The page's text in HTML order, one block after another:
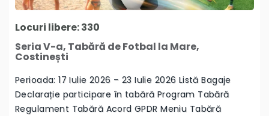
Locuri libere: 330
Seria V-a, Tabără de Fotbal la Mare,
Costinești
Perioada: 17 Iulie 2026 – 23 Iulie 2026 Listă Bagaje
Declarație participare în tabără Program Tabără
Regulament Tabără Acord GPDR Meniu Tabără